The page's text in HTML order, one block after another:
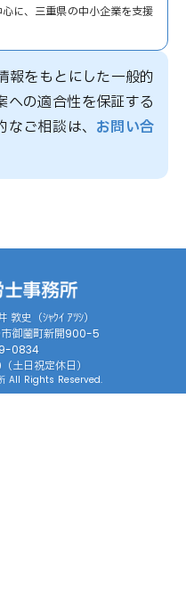
に、三重県の中小企業を支援
報をもとにした一般的
への適合性を保証する
ご相談は、 お問い合
史（ｼｬｸｲ ｱﾂｼ）
御薗町新開900-5
0834
土日祝定休日）
All Rights Reserved.